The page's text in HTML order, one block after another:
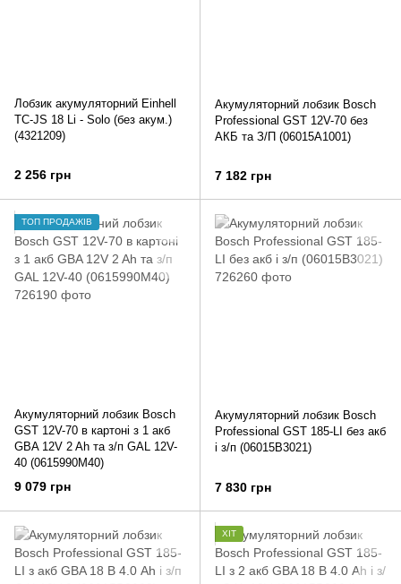
Лобзик акумуляторний Einhell
TC-JS 18 Li - Solo (без акум.)
(4321209)
2 256 грн
Акумуляторний лобзик Bosch
Professional GST 12V-70 без
АКБ та З/П (06015A1001)
7 182 грн
ТОП ПРОДАЖІВ
Акумуляторний лобзик Bosch
GST 12V-70 в картоні з 1 акб
GBA 12V 2 Ah та з/п GAL 12V-
40 (0615990M40)
9 079 грн
Акумуляторний лобзик Bosch
Professional GST 185-LI без акб
і з/п (06015B3021)
7 830 грн
ХІТ